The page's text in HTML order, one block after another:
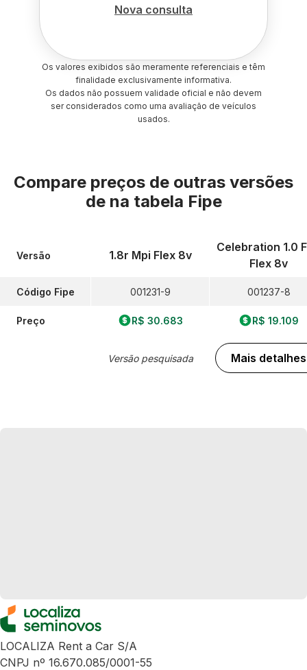
Nova consulta
Os valores exibidos são meramente referenciais e têm
finalidade exclusivamente informativa.
Os dados não possuem validade oficial e não devem
ser considerados como uma avaliação de veículos
usados.
Compare preços de outras versões
de na tabela Fipe
Versão
Código Fipe
Preço
1.8r Mpi Flex 8v
001231-9
R$ 30.683
Versão pesquisada
Celebration 1.0
Flex 8v
001237-8
R$ 19.109
Mais detalhes
LOCALIZA Rent a Car S/A
CNPJ nº 16.670.085/0001-55